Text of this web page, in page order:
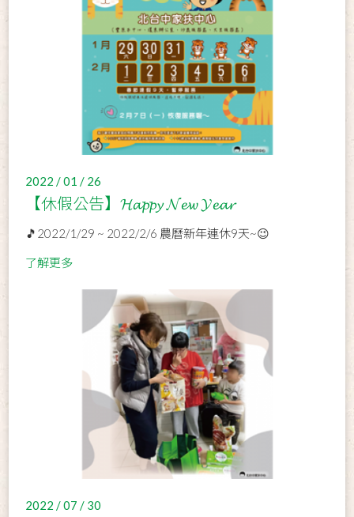
2022 / 01 / 26
【休假公告】𝓗𝓪𝓹𝓹𝔂 𝓝𝓮𝔀 𝓨𝓮𝓪𝓻
🎵2022/1/29 ~ 2022/2/6 農曆新年連休9天~😉
了解更多
2022 / 07 / 30